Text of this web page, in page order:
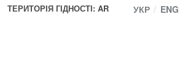
ТЕРИТОРІЯ ГІДНОСТІ: AR
УКР ENG